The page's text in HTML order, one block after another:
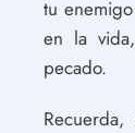
tu
en la
pecado.